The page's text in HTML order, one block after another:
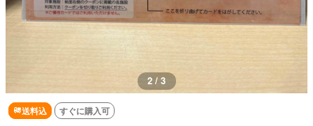
3 / 3
送料込 すぐに購入可